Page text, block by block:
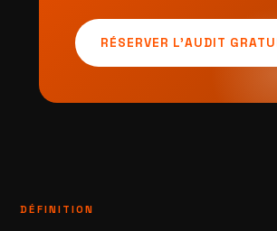
RÉSERVER L'AUDIT
DÉFINITION